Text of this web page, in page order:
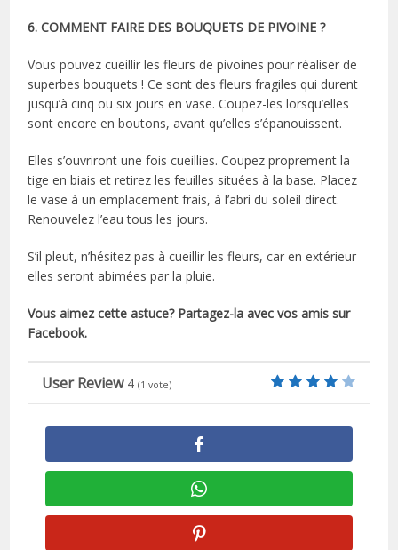
6. COMMENT FAIRE DES BOUQUETS DE PIVOINE ?
Vous pouvez cueillir les fleurs de pivoines pour réaliser de
superbes bouquets ! Ce sont des fleurs fragiles qui durent
jusqu’à cinq ou six jours en vase. Coupez-les lorsqu’elles
sont encore en boutons, avant qu’elles s’épanouissent.
Elles s’ouvriront une fois cueillies. Coupez proprement la
tige en biais et retirez les feuilles situées à la base. Placez
le vase à un emplacement frais, à l’abri du soleil direct.
Renouvelez l’eau tous les jours.
S’il pleut, n’hésitez pas à cueillir les fleurs, car en extérieur
elles seront abimées par la pluie.
Vous aimez cette astuce? Partagez-la avec vos amis sur
Facebook.
User Review 4 (1 vote)